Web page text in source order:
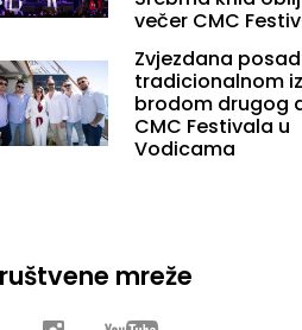
večer CMC
Zvjezdana
tradicionalnom
brodom drugog
CMC Festivala u
Vodicama
mreže